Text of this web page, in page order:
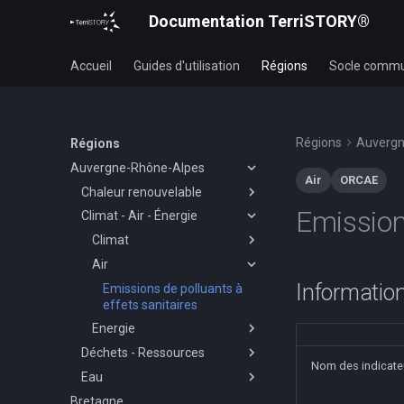
Documentation TerriSTORY®
Accueil Guides d'utilisation Régions Socle
Régions
Auvergne-Rhône-Alpes
Chaleur renouvelable
Besoins industriels en
chaleur
Potentiel géothermie
Climat - Air - Énergie
Climat
Données climatiques de
références
Enneigement
Journées estivales
Jours de gel
Températures
Données climatiques
passées - Modélisations
Évolution passée de la
plus longue période sans
Données climatiques
futures - Modélisations
Évolution future des jours
Air
Emissions de polluants à
effets sanitaires
Energie
Consommation d'énergie
Déchets - Ressources
Equipements « Gestion des
Eau
Assainissement collectif
Bretagne
Régions
Air ORCAE
Nom des